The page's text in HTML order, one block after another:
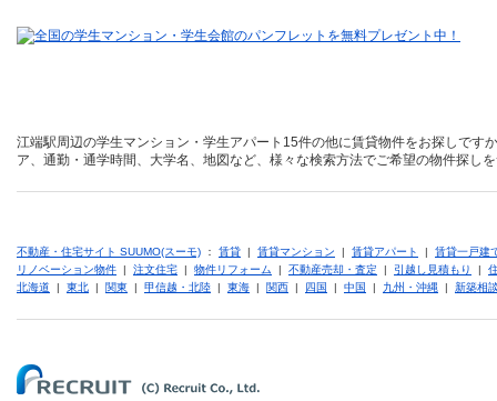
江端駅周辺の学生マンション・学生アパート15件の他に賃貸物件をお探しで
ア、通勤・通学時間、大学名、地図など、様々な検索方法でご希望の物件探し
不動産・住宅サイト SUUMO(スーモ) ： 賃貸 | 賃貸マンション | 賃貸アパート | 賃貸一戸建
リノベーション物件 | 注文住宅 | 物件リフォーム | 不動産売却・査定 | 引越し見積もり |
北海道 | 東北 | 関東 | 甲信越・北陸 | 東海 | 関西 | 四国 | 中国 | 九州・沖縄 | 新築相